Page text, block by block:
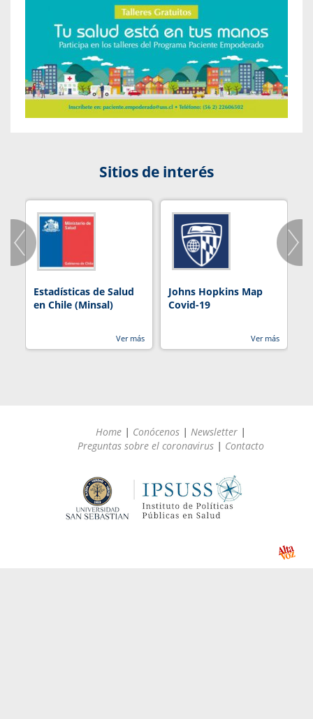
Sitios de interés
Estadísticas de Salud
en Chile (Minsal)
Ver más
Johns Hopkins Map
Covid-19
Ver más
Home | Conócenos | Newsletter |
Preguntas sobre el coronavirus | Contacto